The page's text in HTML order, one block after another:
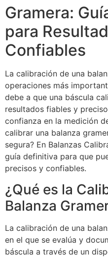
Gramera:
para
Confiables
La calibración de una
operaciones más
debe a que una báscula
resultados fiables y
confianza en la medición
calibrar una balanza
segura? En Balanzas
guía definitiva para que
precisos y confiables.
¿Qué es la
Balanza
La calibración de una
en el que se evalúa y
báscula a través de un